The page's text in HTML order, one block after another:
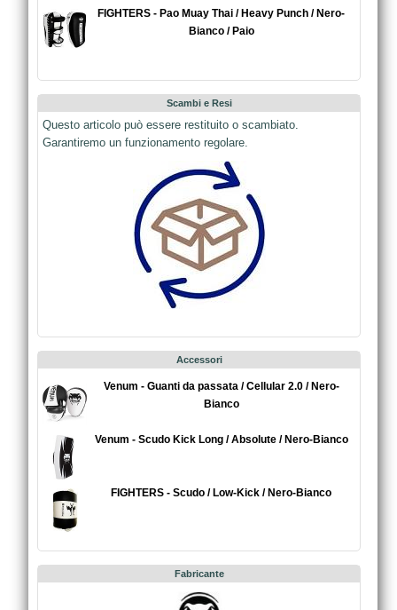
FIGHTERS - Pao Muay Thai / Heavy Punch / Nero-
Bianco / Paio
Scambi e Resi
Questo articolo può essere restituito o scambiato.
Garantiremo un funzionamento regolare.
Accessori
Venum - Guanti da passata / Cellular 2.0 / Nero-
Bianco
Venum - Scudo Kick Long / Absolute / Nero-Bianco
FIGHTERS - Scudo / Low-Kick / Nero-Bianco
Fabricante